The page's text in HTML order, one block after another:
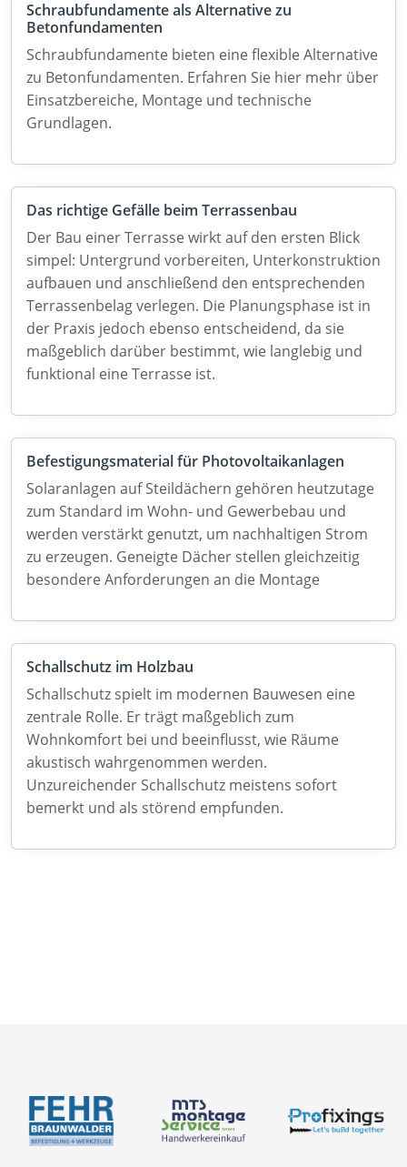
Schraubfundamente als Alternative zu
Betonfundamenten
Schraubfundamente bieten eine flexible Alternative
zu Betonfundamenten. Erfahren Sie hier mehr über
Einsatzbereiche, Montage und technische
Grundlagen.
Das richtige Gefälle beim Terrassenbau
Der Bau einer Terrasse wirkt auf den ersten Blick
simpel: Untergrund vorbereiten, Unterkonstruktion
aufbauen und anschließend den entsprechenden
Terrassenbelag verlegen. Die Planungsphase ist in
der Praxis jedoch ebenso entscheidend, da sie
maßgeblich darüber bestimmt, wie langlebig und
funktional eine Terrasse ist.
Befestigungsmaterial für Photovoltaikanlagen
Solaranlagen auf Steildächern gehören heutzutage
zum Standard im Wohn- und Gewerbebau und
werden verstärkt genutzt, um nachhaltigen Strom
zu erzeugen. Geneigte Dächer stellen gleichzeitig
besondere Anforderungen an die Montage
Schallschutz im Holzbau
Schallschutz spielt im modernen Bauwesen eine
zentrale Rolle. Er trägt maßgeblich zum
Wohnkomfort bei und beeinflusst, wie Räume
akustisch wahrgenommen werden.
Unzureichender Schallschutz meistens sofort
bemerkt und als störend empfunden.